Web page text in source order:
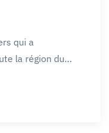
qui a
la région du…